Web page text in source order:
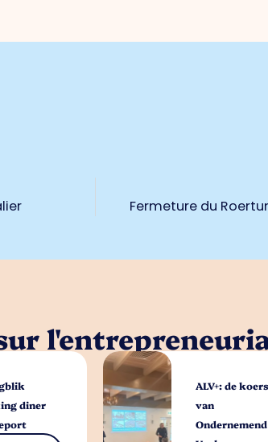
Fermeture du
diner
ALV+: de koers
van
Ondernemend